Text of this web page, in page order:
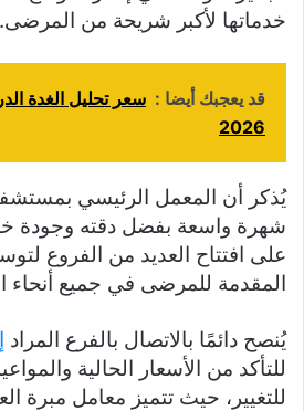
خدماتها لأكبر شريحة من المرضى.
قد يعجبك أيضا : سعر تحليل الغدة
2026
يُذكر أن المعمل الرئيسي
شهرة واسعة بفضل دقته وجودة
على افتتاح العديد من الفروع
المقدمة للمرضى في جميع أنحاء
يُنصح دائمًا بالاتصال بالفرع المراد
للتأكد من الأسعار الحالية
للتغيير، حيث تتميز معامل مبرة